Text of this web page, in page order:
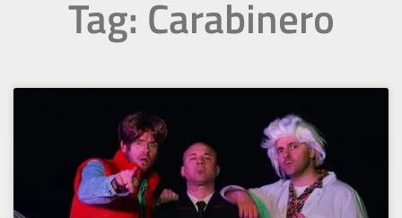
Tag: Carabinero